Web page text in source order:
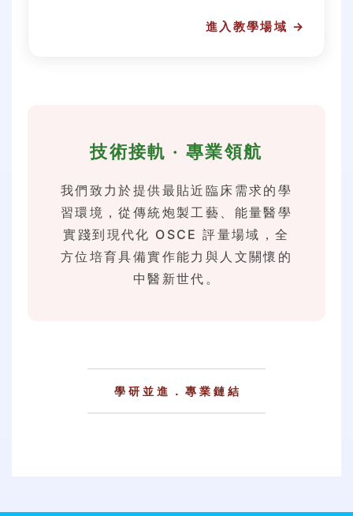
技術接軌 · 專業領航
我們致力於提供最貼近臨床需求的學
習環境，從傳統炮製工藝、能量醫學
實踐到現代化 OSCE 評量場域，全
方位培育具備實作能力與人文關懷的
中醫新世代。
學研並進．專業鏈結